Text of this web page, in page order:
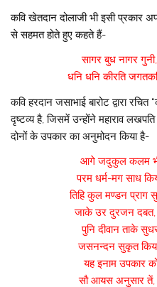
कवि खेतदान दोलाजी भी इसी प्रकार
से सहमत होते हुए कहते हैं-
सागर बुध नागर
धनि धनि कीरति
कवि हरदान जसाभाई बारोट द्वारा
दृष्टव्य है, जिसमें उन्होंने महाराव
दोनों के उपकार का अनुमोदन किया है-
आगे जदुकुल कलम
परम धर्म-मग साध
तिहि कुल मण्डन प्राग
जाके उर दुरजन
पुनि दीवान ताके
जसनन्दन सुकृत
यह इनाम उपकार
सौ आयस अनुसार तें,